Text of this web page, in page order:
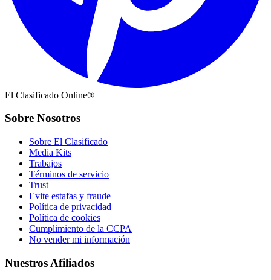
El Clasificado Online®
Sobre Nosotros
Sobre El Clasificado
Media Kits
Trabajos
Términos de servicio
Trust
Evite estafas y fraude
Política de privacidad
Política de cookies
Cumplimiento de la CCPA
No vender mi información
Nuestros Afiliados